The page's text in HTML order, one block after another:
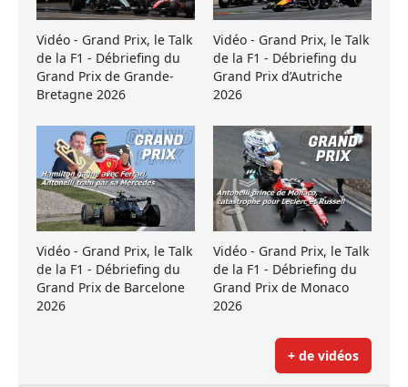
Vidéo - Grand Prix, le Talk
de la F1 - Débriefing du
Grand Prix de Grande-
Bretagne 2026
Vidéo - Grand Prix, le Talk
de la F1 - Débriefing du
Grand Prix d’Autriche
2026
Vidéo - Grand Prix, le Talk
de la F1 - Débriefing du
Grand Prix de Barcelone
2026
Vidéo - Grand Prix, le Talk
de la F1 - Débriefing du
Grand Prix de Monaco
2026
+ de vidéos